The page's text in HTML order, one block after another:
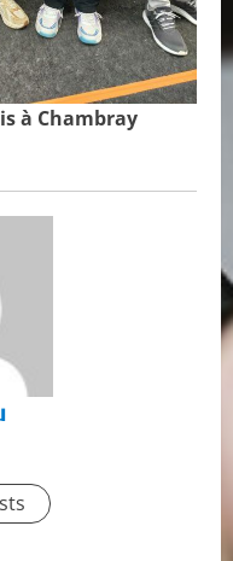
à Chambray